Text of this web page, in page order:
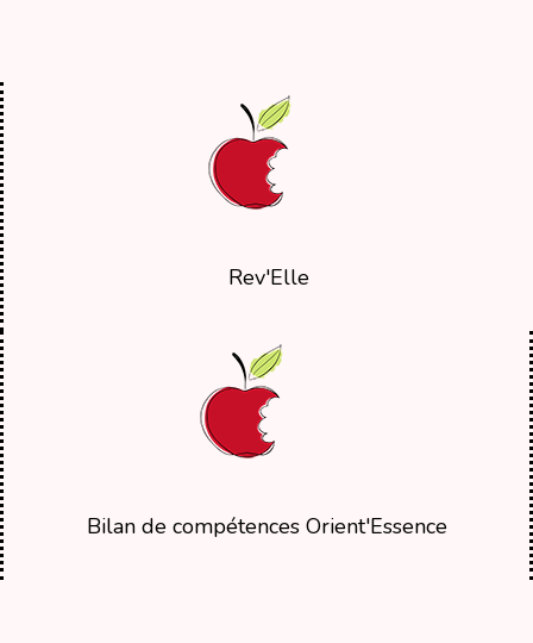
Rev'Elle
Bilan de compétences Orient'Essence